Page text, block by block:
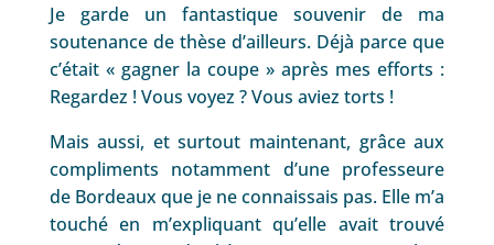
Je garde un fantastique souvenir de ma
soutenance de thèse d’ailleurs. Déjà parce que
c’était « gagner la coupe » après mes efforts :
Regardez ! Vous voyez ? Vous aviez torts !
Mais aussi, et surtout maintenant, grâce aux
compliments notamment d’une professeure
de Bordeaux que je ne connaissais pas. Elle m’a
touché en m’expliquant qu’elle avait trouvé